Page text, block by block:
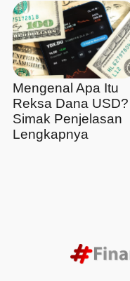
Mengenal Apa Itu
Reksa Dana USD?
Simak Penjelasan
Lengkapnya